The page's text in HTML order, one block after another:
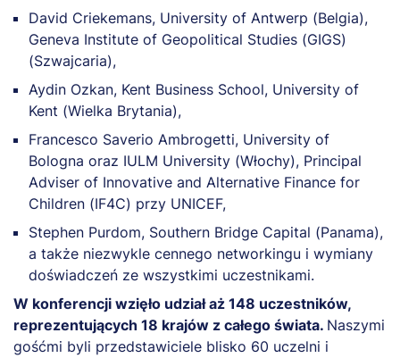
David Criekemans, University of Antwerp (Belgia),
Geneva Institute of Geopolitical Studies (GIGS)
(Szwajcaria),
Aydin Ozkan, Kent Business School, University of
Kent (Wielka Brytania),
Francesco Saverio Ambrogetti, University of
Bologna oraz IULM University (Włochy), Principal
Adviser of Innovative and Alternative Finance for
Children (IF4C) przy UNICEF,
Stephen Purdom, Southern Bridge Capital (Panama),
a także niezwykle cennego networkingu i wymiany
doświadczeń ze wszystkimi uczestnikami.
W konferencji wzięło udział aż 148 uczestników,
reprezentujących 18 krajów z całego świata. Naszymi
gośćmi byli przedstawiciele blisko 60 uczelni i